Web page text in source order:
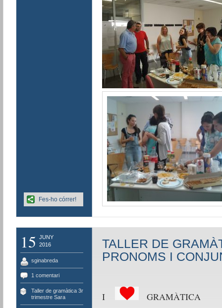
Fes-ho córrer!
15
JUNY
2016
sginabreda
1 comentari
Taller de gramàtica 3r
trimestre Sara
TALLER DE
PRONOMS I
I GRAMÀTICA